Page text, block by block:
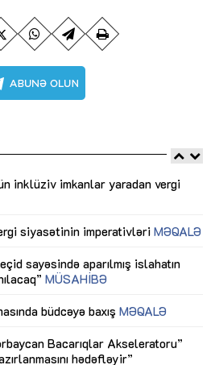
inklüziv imkanlar yaradan vergi
siyasətinin imperativləri MƏQALƏ
sayəsində aparılmış islahatın
MÜSAHİBƏ
büdcəyə baxış MƏQALƏ
Bacarıqlar Akseleratoru”
hədəfləyir”